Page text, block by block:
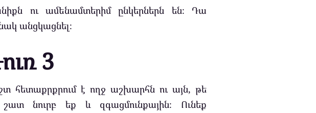
ու ամենամտերիմ ընկերներն են։ Դա
անցկացնել։
3
հետաքրքրում է ողջ աշխարհն ու այն, թե
նուրբ եք և զգացմունքային։ Ունեք